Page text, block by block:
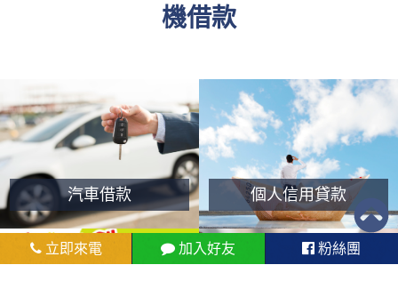
機借款
汽車借款 個人信用貸款
立即來電 加入好友 粉絲團